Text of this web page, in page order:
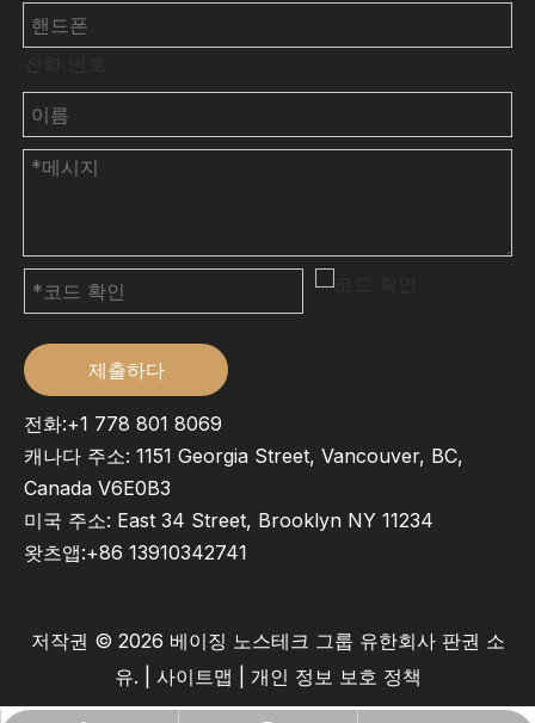
제출하다
전화:+1 778 801 8069
캐나다 주소: 1151 Georgia Street, Vancouver, BC,
Canada V6E0B3
미국 주소: East 34 Street, Brooklyn NY 11234
왓츠앱:+86 13910342741
저작권 © 2026 베이징 노스테크 그룹 유한회사 판권 소
유. | 사이트맵 개인 정보 보호 정책